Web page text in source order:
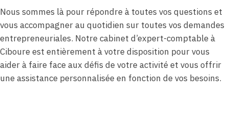
Nous sommes là pour répondre à toutes vos questions et
vous accompagner au quotidien sur toutes vos demandes
entrepreneuriales. Notre cabinet d’expert-comptable à
Ciboure est entièrement à votre disposition pour vous
aider à faire face aux défis de votre activité et vous offrir
une assistance personnalisée en fonction de vos besoins.